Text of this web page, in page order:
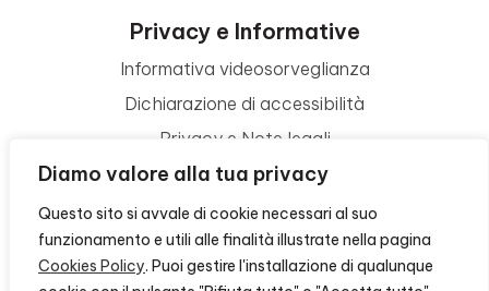
Diamo valore alla tua privacy
Questo sito si avvale di cookie necessari al suo
funzionamento e utili alle finalità illustrate nella pagina
Cookies Policy. Puoi gestire l'installazione di qualunque
Privacy e Informative
Informativa videosorveglianza
Dichiarazione di accessibilità
Privacy e Note legali
Termini di utilizzo
Cookie policy
Contattaci